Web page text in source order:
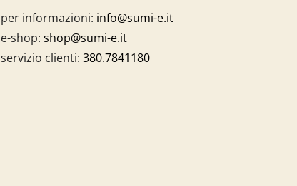
per informazioni: info@sumi-e.it
e-shop: shop@sumi-e.it
servizio clienti: 380.7841180